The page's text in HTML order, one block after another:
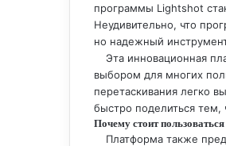
программы Lightshot
Неудивительно, что
но надежный
Эта инновационная
выбором для многих
перетаскивания легко
быстро поделиться тем,
Почему стоит
Платформа также